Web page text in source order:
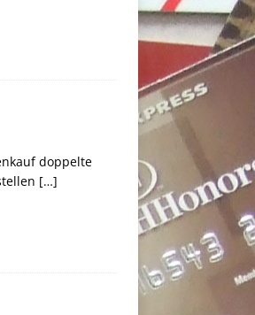
doppelte
[…]